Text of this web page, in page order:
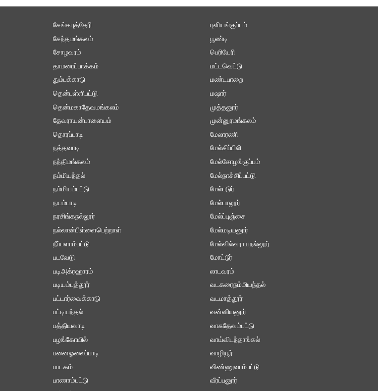
சேங்கபுத்தேரி
சேந்தமங்கலம்
சோழவரம்
தாமரைப்பாக்கம்
தும்பக்காடு
தென்பள்ளிபட்டு
தென்மகாதேவமங்கலம்
தேவராயன்பாளையம்
தொரப்பாடி
நத்தவாடி
நந்திமங்கலம்
நம்மியந்தல்
நம்மியம்பட்டு
நயம்பாடி
நரசிங்கநல்லூர்
நல்லான்பிள்ளைபெற்றாள்
நீப்பளாம்பட்டு
படவேடு
படிஅக்ரஹாரம்
படியம்புத்தூர்
பட்டார்வைக்காடு
பட்டியந்தல்
பத்தியவாடி
பழங்கோயில்
பனைஓலைப்பாடி
பாடகம்
பாணாம்பட்டு
புளியங்குப்பம்
பூண்டி
பெரியேரி
மட்டவெட்டு
மண்டபாறை
மஷார்
முத்தனூர்
முன்னுரமங்கலம்
மேலாரணி
மேல்சிப்பிலி
மேல்சோழங்குப்பம்
மேல்நாச்சிப்பட்டு
மேல்படுர்
மேல்பாலூர்
மேல்ப்புஞ்சை
மேல்மடியனூர்
மேல்வில்வராயநல்லூர்
மோட்டூர்
லாடவரம்
வடகரைநம்மியந்தல்
வடமாத்தூர்
வன்னியனூர்
வாசுதேவம்பட்டு
வாய்விடந்தாங்கல்
வாழியூர்
விண்ணுவாம்பட்டு
வீரப்பனூர்